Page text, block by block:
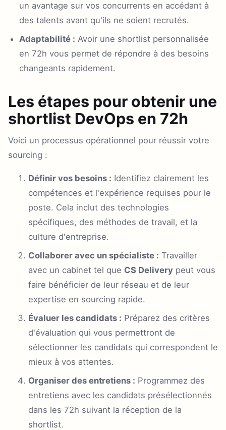
un avantage sur vos concurrents en accédant à
des talents avant qu'ils ne soient recrutés.
Adaptabilité : Avoir une shortlist personnalisée
en 72h vous permet de répondre à des besoins
changeants rapidement.
Les étapes pour obtenir une
shortlist DevOps en 72h
Voici un processus opérationnel pour réussir votre
sourcing :
Définir vos besoins : Identifiez clairement les
compétences et l'expérience requises pour le
poste. Cela inclut des technologies
spécifiques, des méthodes de travail, et la
culture d'entreprise.
Collaborer avec un spécialiste : Travailler
avec un cabinet tel que CS Delivery peut vous
faire bénéficier de leur réseau et de leur
expertise en sourcing rapide.
Évaluer les candidats : Préparez des critères
d'évaluation qui vous permettront de
sélectionner les candidats qui correspondent le
mieux à vos attentes.
Organiser des entretiens : Programmez des
entretiens avec les candidats présélectionnés
dans les 72h suivant la réception de la
shortlist.